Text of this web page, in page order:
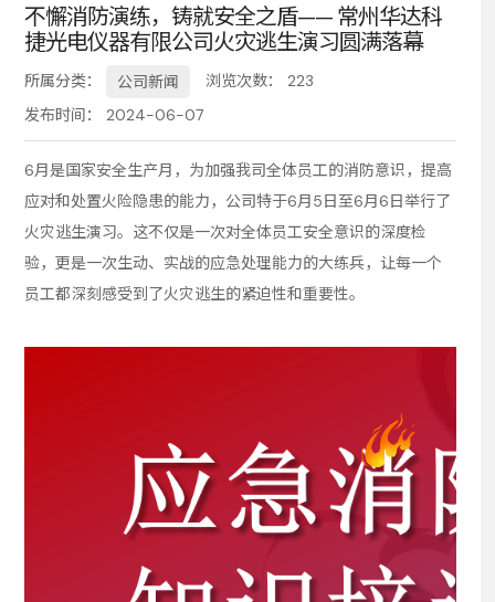
务
不懈消防演练，铸就安全之盾—— 常州华达科
捷光电仪器有限公司火灾逃生演习圆满落幕
所属分类： 公司新闻 浏览次数： 223
发布时间： 2024-06-07
6月是国家安全生产月，为加强我司全体员工的消防意识，提高
应对和处置火险隐患的能力，公司特于6月5日至6月6日举行了
火灾逃生演习。这不仅是一次对全体员工安全意识的深度检
验，更是一次生动、实战的应急处理能力的大练兵，让每一个
员工都深刻感受到了火灾逃生的紧迫性和重要性。